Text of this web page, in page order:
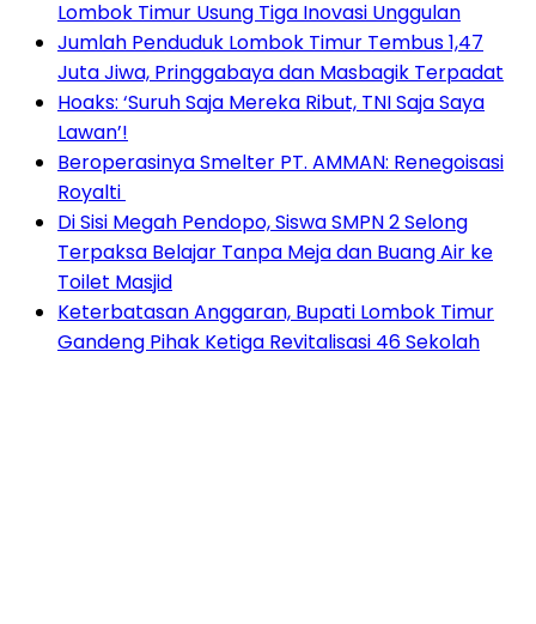
Lombok Timur Usung Tiga Inovasi Unggulan
Jumlah Penduduk Lombok Timur Tembus 1,47
Juta Jiwa, Pringgabaya dan Masbagik Terpadat
Hoaks: ‘Suruh Saja Mereka Ribut, TNI Saja Saya
Lawan’!
Beroperasinya Smelter PT. AMMAN: Renegoisasi
Royalti
Di Sisi Megah Pendopo, Siswa SMPN 2 Selong
Terpaksa Belajar Tanpa Meja dan Buang Air ke
Toilet Masjid
Keterbatasan Anggaran, Bupati Lombok Timur
Gandeng Pihak Ketiga Revitalisasi 46 Sekolah